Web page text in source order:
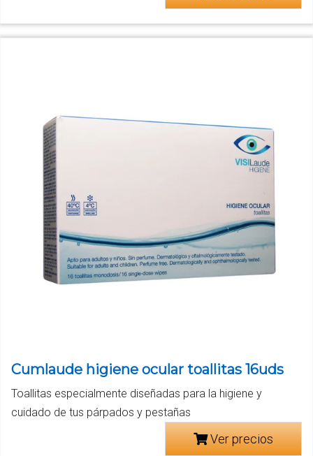
Cumlaude higiene ocular toallitas 16uds
Toallitas especialmente diseñadas para la higiene y
cuidado de tus párpados y pestañas
Ver precios